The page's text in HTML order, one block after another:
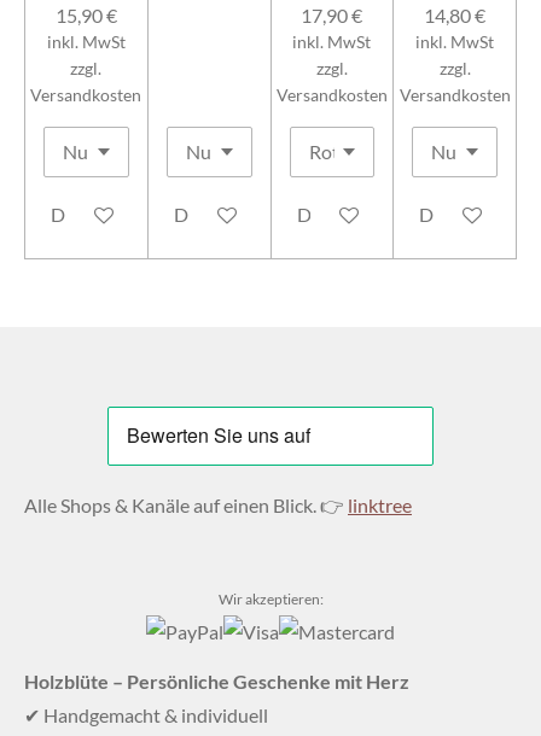
15,90 €
inkl. MwSt
zzgl.
Versandkosten
Details anzeigenDetails anzeigen
17,90 €
inkl. MwSt
zzgl.
Versandkosten
Details anzeigen
14,80 €
inkl. MwSt
zzgl.
Versandkosten
Details
Alle Shops & Kanäle auf einen Blick. 👉 linktree
Wir akzeptieren:
Holzblüte – Persönliche Geschenke mit Herz
✔ Handgemacht & individuell